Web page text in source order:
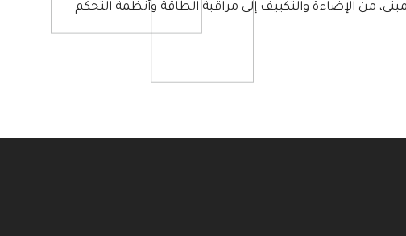
من الإضاءة والتكييف إلى مراقبة الطاقة وأنظمة التحكم